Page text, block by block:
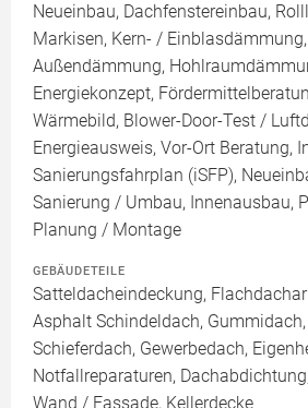
Neueinbau, Dachfenstereinbau,
Markisen, Kern- /
Außendämmung,
Energiekonzept,
Wärmebild, Blower-Door-Test /
Energieausweis, Vor-Ort Beratung,
Sanierungsfahrplan (iSFP),
Sanierung / Umbau, Innenausbau,
Planung / Montage
GEBÄUDETEILE
Satteldacheindeckung,
Asphalt Schindeldach,
Schieferdach, Gewerbedach,
Notfallreparaturen,
Wand / Fassade, Kellerdecke